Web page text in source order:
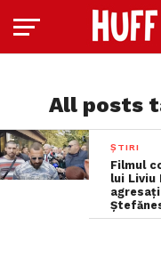
All posts
ȘTIRI
Filmul
lui Liviu